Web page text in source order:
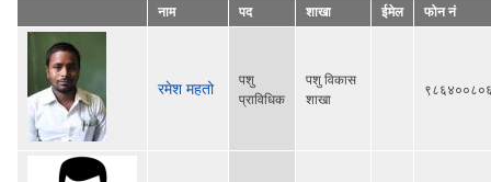
नाम पद शाखा ईमेल फोन नं
रमेश महतो
पशु
प्राविधिक
पशु विकास
शाखा